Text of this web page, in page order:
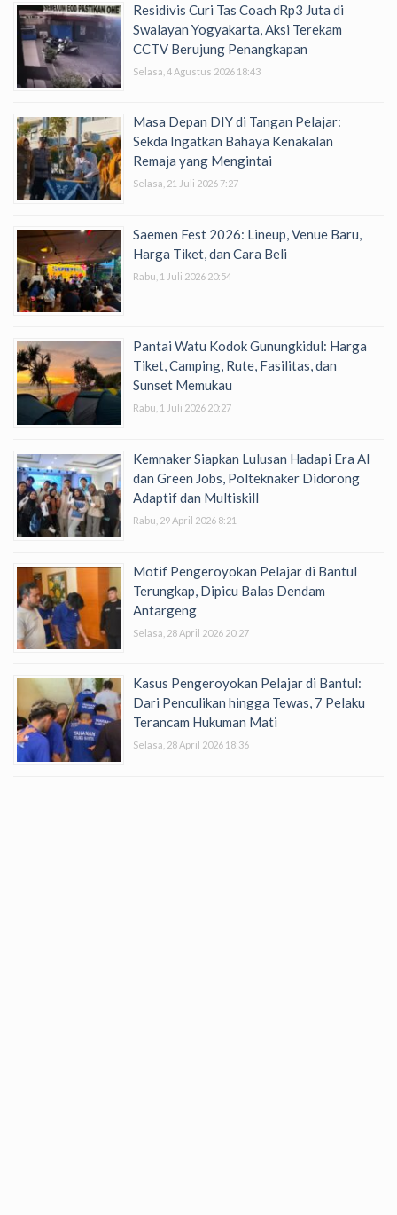
Residivis Curi Tas Coach Rp3 Juta di
Swalayan Yogyakarta, Aksi Terekam
CCTV Berujung Penangkapan
Selasa, 4 Agustus 2026 18:43
Masa Depan DIY di Tangan Pelajar:
Sekda Ingatkan Bahaya Kenakalan
Remaja yang Mengintai
Selasa, 21 Juli 2026 7:27
Saemen Fest 2026: Lineup, Venue Baru,
Harga Tiket, dan Cara Beli
Rabu, 1 Juli 2026 20:54
Pantai Watu Kodok Gunungkidul: Harga
Tiket, Camping, Rute, Fasilitas, dan
Sunset Memukau
Rabu, 1 Juli 2026 20:27
Kemnaker Siapkan Lulusan Hadapi Era AI
dan Green Jobs, Polteknaker Didorong
Adaptif dan Multiskill
Rabu, 29 April 2026 8:21
Motif Pengeroyokan Pelajar di Bantul
Terungkap, Dipicu Balas Dendam
Antargeng
Selasa, 28 April 2026 20:27
Kasus Pengeroyokan Pelajar di Bantul:
Dari Penculikan hingga Tewas, 7 Pelaku
Terancam Hukuman Mati
Selasa, 28 April 2026 18:36